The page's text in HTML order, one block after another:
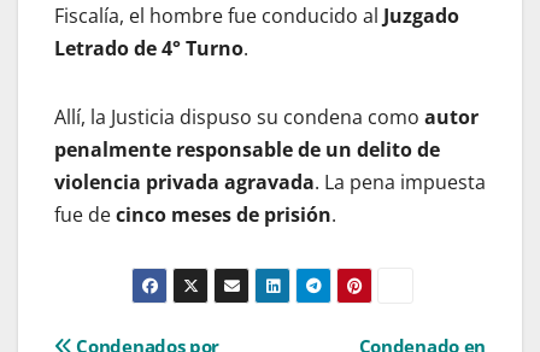
Fiscalía, el hombre fue conducido al Juzgado
Letrado de 4° Turno.
Allí, la Justicia dispuso su condena como autor
penalmente responsable de un delito de
violencia privada agravada. La pena impuesta
fue decinco meses de prisión.